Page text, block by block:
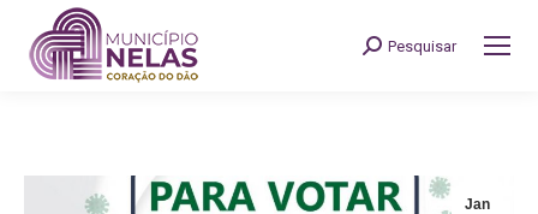
Search:
Pesquisar
Jan